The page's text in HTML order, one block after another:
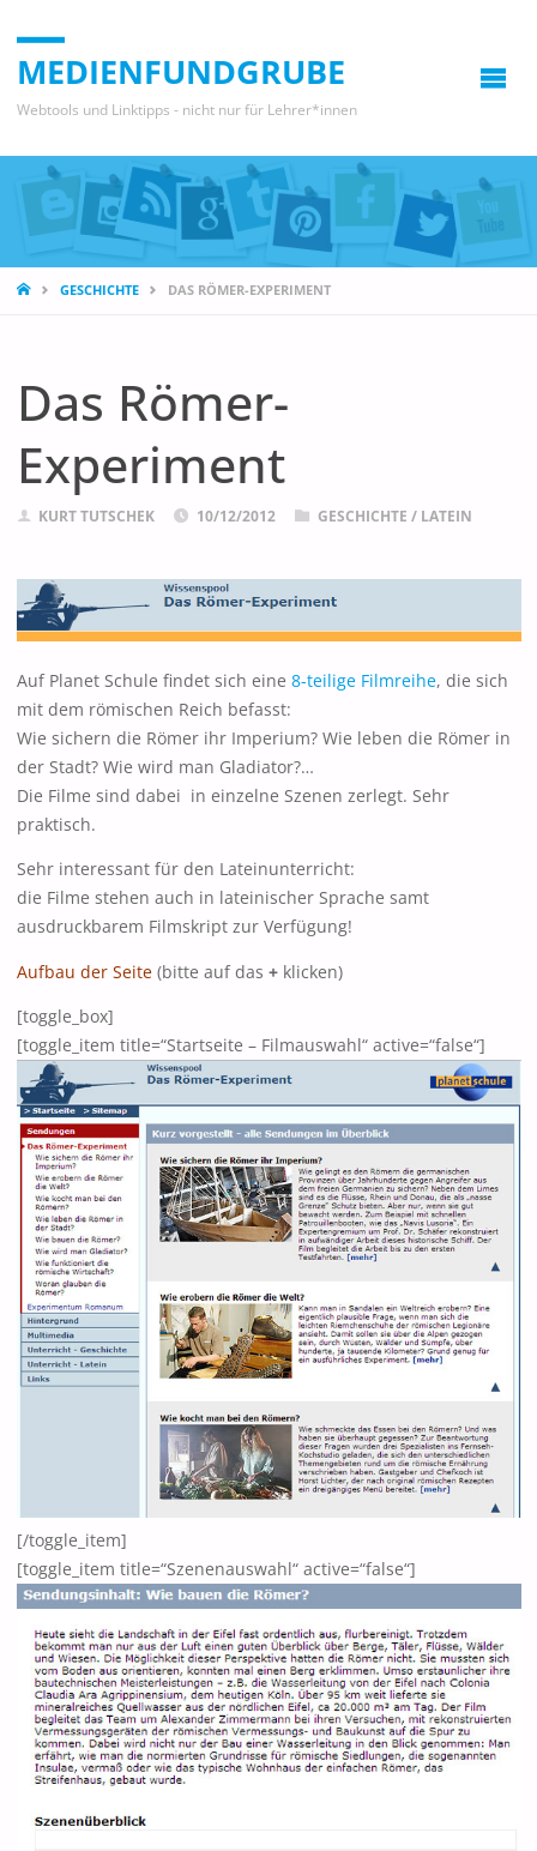
MEDIENFUNDGRUBE
Webtools und Linktipps - nicht nur für Lehrer*innen
STARTGESCHICHTE DAS RÖMER-EXPERIMENT
Das Römer-
Experiment
KURT TUTSCHEK 10/12/2012 GESCHICHTE / LATEIN
Auf Planet Schule findet sich eine 8-teilige Filmreihe, die sich
mit dem römischen Reich befasst:
Wie sichern die Römer ihr Imperium? Wie leben die Römer in
der Stadt? Wie wird man Gladiator?…
Die Filme sind dabei in einzelne Szenen zerlegt. Sehr
praktisch.
Sehr interessant für den Lateinunterricht:
die Filme stehen auch in lateinischer Sprache samt
ausdruckbarem Filmskript zur Verfügung!
Aufbau der Seite(bitte auf das +klicken)
[toggle_box]
[toggle_item title=“Startseite – Filmauswahl“ active=“false“]
[/toggle_item]
[toggle_item title=“Szenenauswahl“ active=“false“]